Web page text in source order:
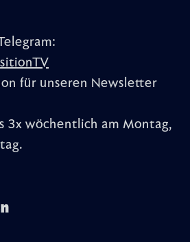
für unseren Newsletter
3x wöchentlich am Montag,